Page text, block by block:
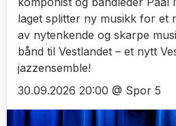
laget splitter ny musikk for et
av nytenkende og skarpe
bånd til Vestlandet – et nytt
jazzensemble!
30.09.2026 20:00 @ Spor 5